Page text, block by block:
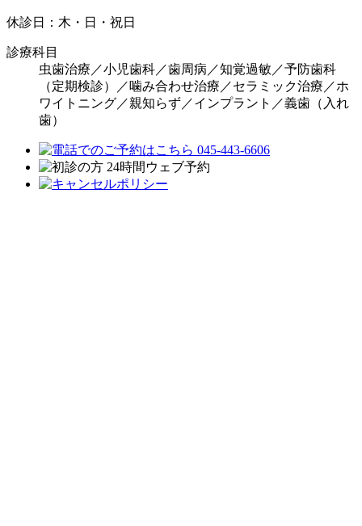
休診日：木・日・祝日
診療科目
虫歯治療／小児歯科／歯周病／知覚過敏／予防歯科
（定期検診）／噛み合わせ治療／セラミック治療／ホ
ワイトニング／親知らず／インプラント／義歯（入れ
歯）